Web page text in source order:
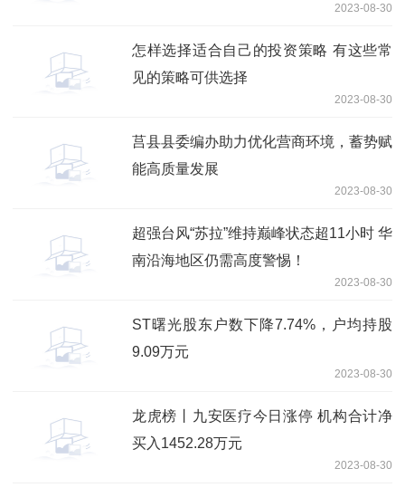
2023-08-30
怎样选择适合自己的投资策略 有这些常
见的策略可供选择
2023-08-30
莒县县委编办助力优化营商环境，蓄势赋
能高质量发展
2023-08-30
超强台风“苏拉”维持巅峰状态超11小时 华
南沿海地区仍需高度警惕！
2023-08-30
ST曙光股东户数下降7.74%，户均持股
9.09万元
2023-08-30
龙虎榜丨九安医疗今日涨停 机构合计净
买入1452.28万元
2023-08-30